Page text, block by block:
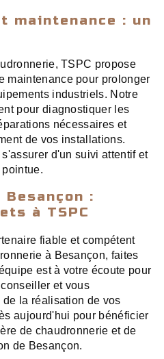
maintenance : un
TSPC propose
maintenance pour prolonger
industriels. Notre
pour diagnostiquer les
nécessaires et
de vos installations.
d'un suivi attentif et
Besançon :
à TSPC
fiable et compétent
à Besançon, faites
est à votre écoute pour
et vous
la réalisation de vos
aujourd'hui pour bénéficier
de chaudronnerie et de
de Besançon.